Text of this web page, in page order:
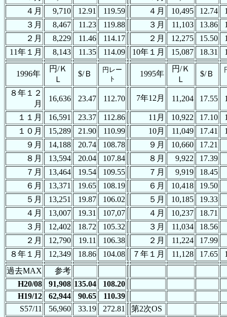
４月
9,710 12.91 119.59 ４月 10,495 12.74
３月
8,467 11.23 119.88 ３月 11,103 13.86
２月
8,229 11.46 114.17 ２月 12,275 15.50
11年１月
8,143 11.35 114.09 10年１月 15,087 18.31
1996年
円/Ｋ
Ｌ
$/Ｂ
円レー
ト
1995年
円/Ｋ
Ｌ
$/Ｂ
８年１２
月
16,636 23.47 112.70 7年12月 11,204 17.55
１１月 16,591 23.37 112.86 11月 10,922 17.10
１０月
15,289 21.90 110.99 10月 11,049 17.41
９月
14,188 20.74 108.78 ９月 10,660
17.21
８月
13,594 20.04 107.84 ８月 9,922
17.39
７月
13,464 19.54 109.55 ７月 9,919
18.45
６月
13,371 19.65 108.19 ６月 10,418
19.50
５月
13,251 19.87 106.02 ５月 10,185
19.33
４月
13,007 19.31 107,07 ４月 10,237
18.71
３月
12,402 18.72 105.32 ３月 11,034
18.56
２月
12,790 19.11 106.38 ２月 11,224
17.99
８年１月
12,349 18.86 104.08 ７年１月 11,128 17.65
過去MAX
参考
H20/08
91,908 135.04
108.20
H19/12
62,944 90.65
110.39
S57/11
56,960 33.19 272.81
第2次OS